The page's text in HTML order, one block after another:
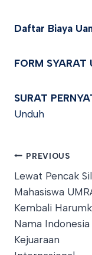
Daftar Biaya
FORM SYARAT
SURAT
Unduh
Post
PREVIOUS
Lewat Pencak
Mahasiswa
Kembali
Nama Indonesia
Kejuaraan